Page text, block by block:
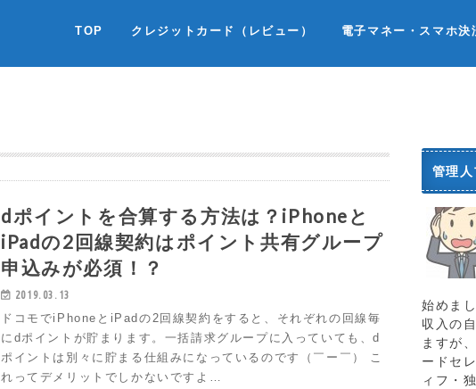
TOP クレジットカード（レビュー） 電子マネー・スマホ決
dポイントを合算する方法は？iPhoneと
iPadの2回線契約はポイント共有グループ
申込みが必須！？
2019.03.13
ドコモでiPhoneとiPadの2回線契約をすると、それぞれの回線毎
にdポイントが貯まります。一括請求グループに入っていても、d
ポイントは別々に貯まる仕組みになっているのです（￣ー￣） こ
れってデメリットでしかないですよ…
管理
始めま
収入の
ますが
ードセ
ィフ・